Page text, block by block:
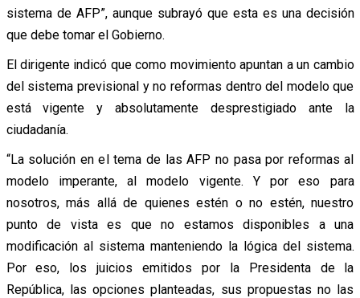
sistema de AFP”, aunque subrayó que esta es una decisión
que debe tomar el Gobierno.
El dirigente indicó que como movimiento apuntan a un cambio
del sistema previsional y no reformas dentro del modelo que
está vigente y absolutamente desprestigiado ante la
ciudadanía.
“La solución en el tema de las AFP no pasa por reformas al
modelo imperante, al modelo vigente. Y por eso para
nosotros, más allá de quienes estén o no estén, nuestro
punto de vista es que no estamos disponibles a una
modificación al sistema manteniendo la lógica del sistema.
Por eso, los juicios emitidos por la Presidenta de la
República, las opciones planteadas, sus propuestas no las